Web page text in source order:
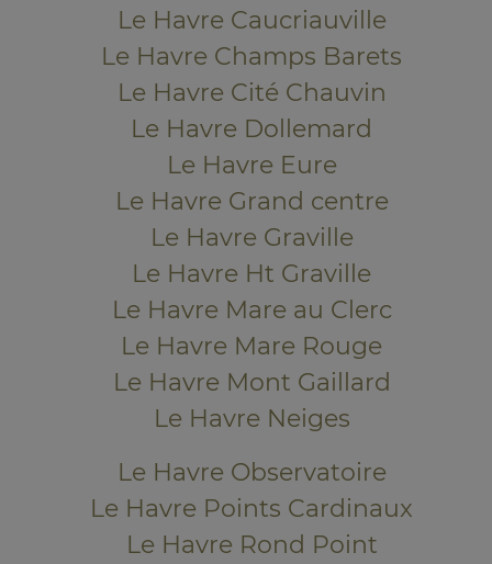
Le Havre Caucriauville
Le Havre Champs Barets
Le Havre Cité Chauvin
Le Havre Dollemard
Le Havre Eure
Le Havre Grand centre
Le Havre Graville
Le Havre Ht Graville
Le Havre Mare au Clerc
Le Havre Mare Rouge
Le Havre Mont Gaillard
Le Havre Neiges
Le Havre Observatoire
Le Havre Points Cardinaux
Le Havre Rond Point